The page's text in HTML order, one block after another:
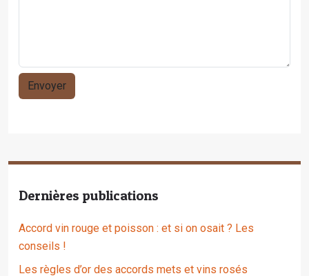
Dernières publications
Accord vin rouge et poisson : et si on osait ? Les
conseils !
Les règles d’or des accords mets et vins rosés